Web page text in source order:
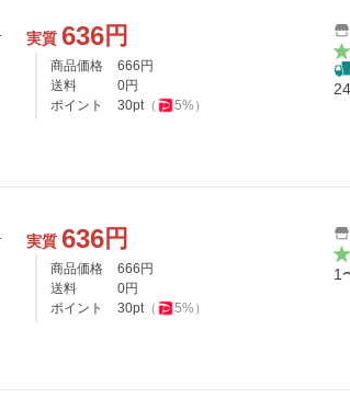
実質 636円
商品価格 666 円
送料
0円
ポイント
30pt（ 5%）
実質 636円
商品価格 666 円
送料
0円
ポイント
30pt（ 5%）
1